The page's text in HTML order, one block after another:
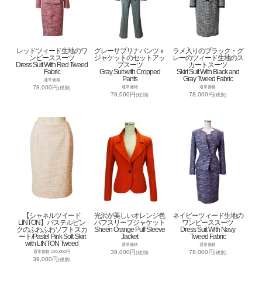
レッドツィード生地のワ
ンピーススーツ
Dress Suit With Red Tweed
Fabric
通常価格
78,000円(税別)
グレーサブリナパンツｘ
ジャケットのセットアッ
プスーツ
Gray Suit with Cropped
Pants
通常価格
78,000円(税別)
ラメ入りのブラック・グ
レーのツィード生地のス
カートスーツ
Skirt Suit With Black and
Gray Tweed Fabric
通常価格
78,000円 (税別)
【シャネルツイード
LINTON】パステルピン
クのふわふわソフトスカ
ート/Pastel Pink Soft Skirt
with LINTON Tweed
通常価格 120,000円
39,000円(税別)
光沢が美しいオレンジ色
パフスリーブジャケット
Sheen Orange Puff Sleeve
Jacket
通常価格
39,000円(税別)
ネイビーツィード生地の
ワンピーススーツ
Dress Suit With Navy
Tweed Fabric
通常価格
78,000円 (税別)